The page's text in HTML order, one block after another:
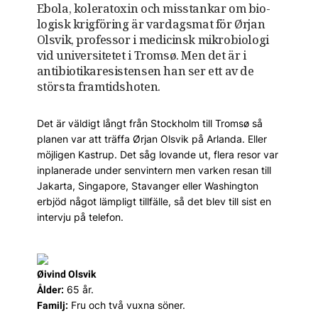
Ebola, koleratoxin och misstankar om bio­
logisk krig­föring är vardagsmat för Ørjan
Olsvik, ­professor i medicinsk mikrobiologi
vid universitetet i Tromsø. Men det är i
antibiotikaresistensen han ser ett av de
största framtidshoten.
Det är väldigt långt från Stockholm till Tromsø så
planen var att träffa Ørjan Olsvik på Arlanda. Eller
möjligen Kastrup. Det såg lovande ut, flera resor var
inplanerade under senvintern men varken resan till
Jakarta, Singapore, Stavanger eller Washington
erbjöd något lämpligt tillfälle, så det blev till sist en
intervju på telefon.
Øivind Olsvik
Ålder: 65 år.
Familj: Fru och två vuxna söner.